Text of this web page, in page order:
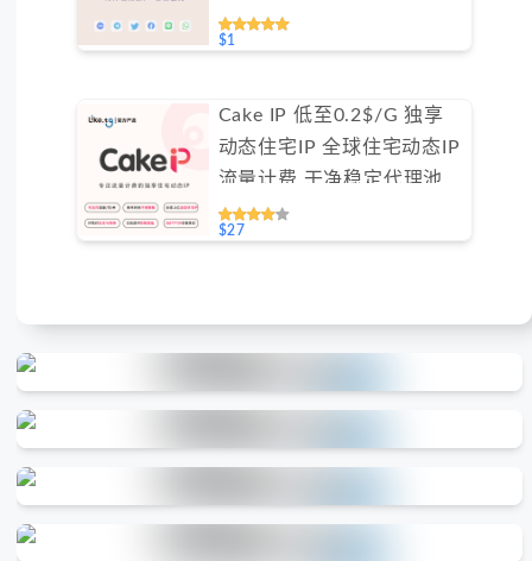
$1
Cake IP 低至0.2$/G 独享
动态住宅IP 全球住宅动态IP
流量计费 干净稳定代理池
住宅ip #IPCA
$27